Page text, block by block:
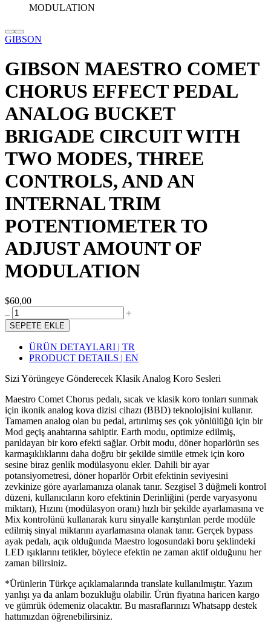
GIBSON
GIBSON MAESTRO COMET
CHORUS EFFECT PEDAL
ANALOG BUCKET
BRIGADE CIRCUIT WITH
TWO MODES, THREE
CONTROLS, AND AN
INTERNAL TRIM
POTENTIOMETER TO
ADJUST AMOUNT OF
MODULATION
$60,00
SEPETE EKLE
ÜRÜN DETAYLARI | TR
PRODUCT DETAILS | EN
Sizi Yörüngeye Gönderecek Klasik Analog Koro Sesleri
Maestro Comet Chorus pedalı, sıcak ve klasik koro tonları sunmak
için ikonik analog kova dizisi cihazı (BBD) teknolojisini kullanır.
Tamamen analog olan bu pedal, artırılmış ses çok yönlülüğü için bir
Mod geçiş anahtarına sahiptir. Earth modu, optimize edilmiş,
parıldayan bir koro efekti sağlar. Orbit modu, döner hoparlörün ses
karmaşıklıklarını daha doğru bir şekilde simüle etmek için koro
sesine biraz genlik modülasyonu ekler. Dahili bir ayar
potansiyometresi, döner hoparlör Orbit efektinin seviyesini
zevkinize göre ayarlamanıza olanak tanır. Sezgisel 3 düğmeli kontrol
düzeni, kullanıcıların koro efektinin Derinliğini (perde varyasyonu
miktarı), Hızını (modülasyon oranı) hızlı bir şekilde ayarlamasına ve
Mix kontrolünü kullanarak kuru sinyalle karıştırılan perde modüle
edilmiş sinyal miktarını ayarlamasına olanak tanır. Gerçek bypass
ayak pedalı, açık olduğunda Maestro logosundaki boru şeklindeki
LED ışıklarını tetikler, böylece efektin ne zaman aktif olduğunu her
zaman bilirsiniz.
*Ürünlerin Türkçe açıklamalarında translate kullanılmıştır. Yazım
yanlışı ya da anlam bozukluğu olabilir. Ürün fiyatına haricen kargo
ve gümrük ödemeniz olacaktır. Bu masraflarınızı Whatsapp destek
hattımızdan öğrenebilirsiniz.